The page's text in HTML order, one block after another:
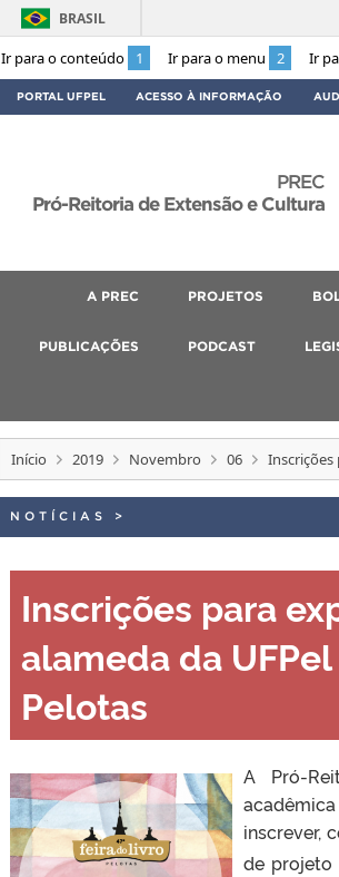
Ir para o conteúdo 1 Ir para o menu 2 Ir
BRASIL
PORTAL UFPEL ACESSO À INFORMAÇÃO
PREC
Pró-Reitoria de Extensão e Cultura
A PREC PROJETOS
PUBLICAÇÕES PODCAST
Início 2019 Novembro 06 Inscrições
NOTÍCIAS >
Inscrições para
alameda da
Pelotas
A Pró-
inscrever,
de projeto